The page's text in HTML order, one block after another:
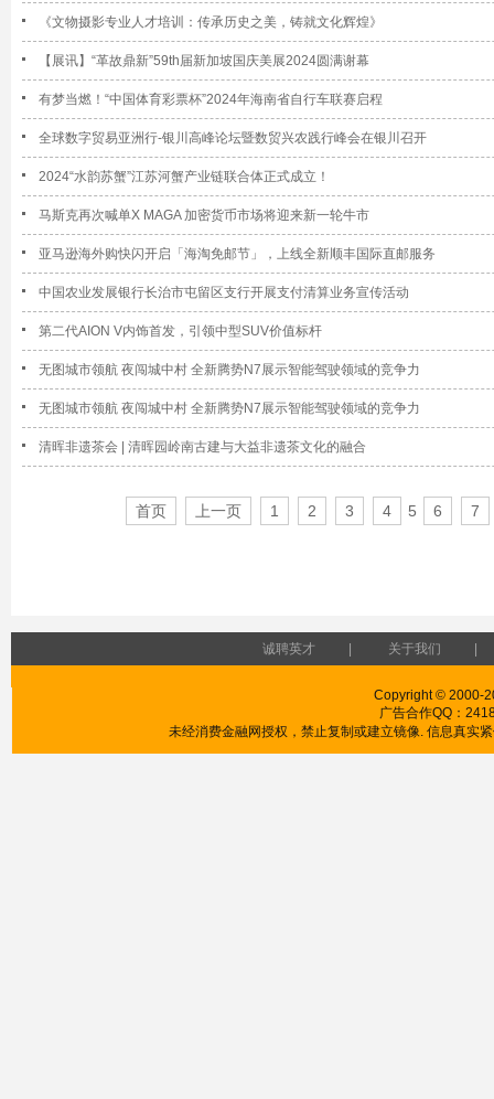
《文物摄影专业人才培训：传承历史之美，铸就文化辉煌》
【展讯】“革故鼎新”59th届新加坡国庆美展2024圆满谢幕
有梦当燃！“中国体育彩票杯”2024年海南省自行车联赛启程
全球数字贸易亚洲行-银川高峰论坛暨数贸兴农践行峰会在银川召开
2024“水韵苏蟹”江苏河蟹产业链联合体正式成立！
马斯克再次喊单X MAGA 加密货币市场将迎来新一轮牛市
亚马逊海外购快闪开启「海淘免邮节」，上线全新顺丰国际直邮服务
中国农业发展银行长治市屯留区支行开展支付清算业务宣传活动
第二代AION V内饰首发，引领中型SUV价值标杆
无图城市领航 夜闯城中村 全新腾势N7展示智能驾驶领域的竞争力
无图城市领航 夜闯城中村 全新腾势N7展示智能驾驶领域的竞争力
清晖非遗茶会 | 清晖园岭南古建与大益非遗茶文化的融合
首页 上一页 1 2 3 4 5 6 7
诚聘英才 关于我们
Copyright © 2000-
广告合作QQ：
未经消费金融网授权，禁止复制或建立镜像. 信息真实